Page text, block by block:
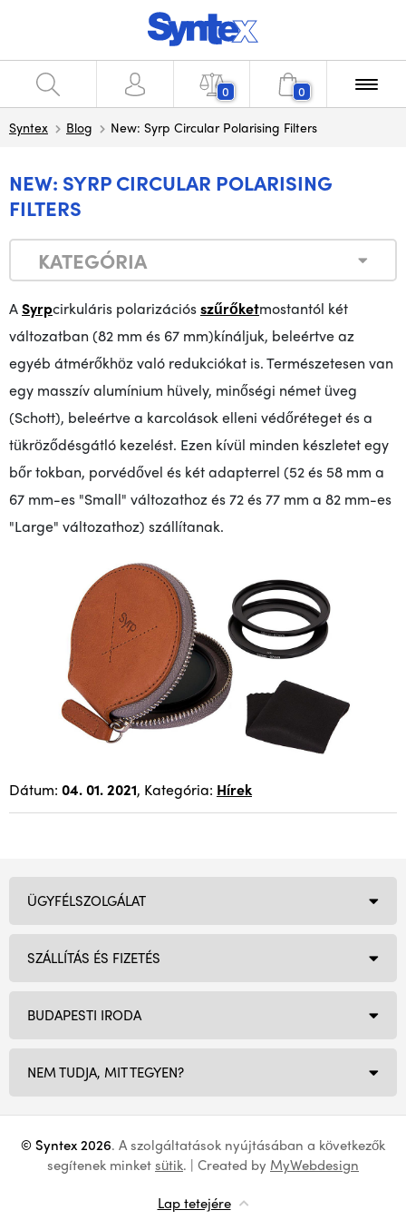
0 0
Syntex Blog New: Syrp Circular Polarising Filters
NEW: SYRP CIRCULAR POLARISING
FILTERS
KATEGÓRIA
ASyrpcirkuláris polarizációsszűrőketmostantól két
változatban (82 mm és 67 mm)kínáljuk, beleértve az
egyéb átmérőkhöz való redukciókat is.Természetesen van
egy masszív alumínium hüvely, minőségi német üveg
(Schott), beleértve a karcolások elleni védőréteget és a
tükröződésgátló kezelést. Ezen kívül minden készletet egy
bőr tokban, porvédővel és két adapterrel (52 és 58 mm a
67 mm-es "Small" változathoz és 72 és 77 mm a 82 mm-es
"Large" változathoz) szállítanak.
Dátum: 04. 01. 2021, Kategória: Hírek
BUDAPESTI IRODA
NEM TUDJA, MIT TEGYEN?
ÜGYFÉLSZOLGÁLAT
SZÁLLÍTÁS ÉS FIZETÉS
© Syntex 2026. A szolgáltatások nyújtásában a következők
segítenek minketsütik. | Created by MyWebdesign
Lap tetejére